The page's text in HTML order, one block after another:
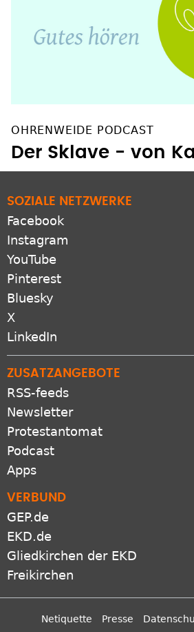
OHRENWEIDE PODCAST
Der Sklave - von
SOZIALE NETZWERKE
Facebook
Instagram
YouTube
Pinterest
Bluesky
X
LinkedIn
ZUSATZANGEBOTE
RSS-feeds
Newsletter
Protestantomat
Podcast
Apps
VERBUND
GEP.de
EKD.de
Gliedkirchen der EKD
Freikirchen
Netiquette Presse